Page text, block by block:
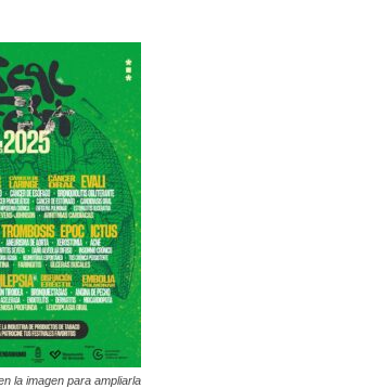
la imagen para ampliarla